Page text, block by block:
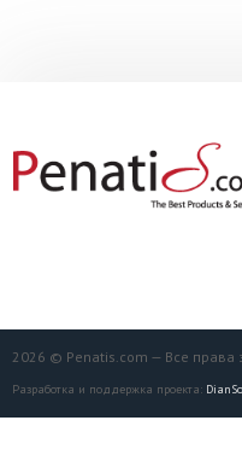
2026 © Penatis.com — Все
Разработка и поддержка проекта: